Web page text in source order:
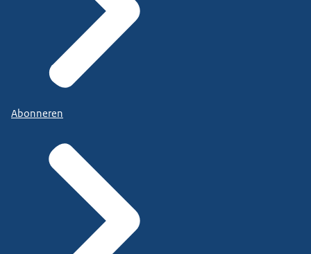
Abonneren